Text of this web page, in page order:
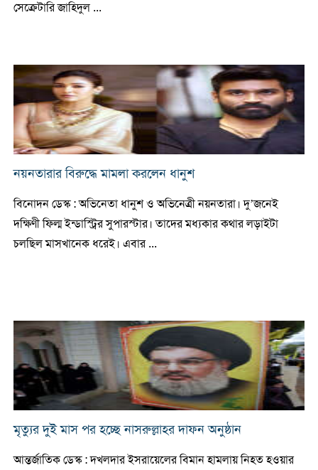
সেক্রেটারি জাহিদুল ...
নয়নতারার বিরুদ্ধে মামলা করলেন ধানুশ
বিনোদন ডেস্ক : অভিনেতা ধানুশ ও অভিনেত্রী নয়নতারা। দু’জনেই
দক্ষিণী ফিল্ম ইন্ডাস্ট্রির সুপারস্টার। তাদের মধ্যকার কথার লড়াইটা
চলছিল মাসখানেক ধরেই। এবার ...
মৃত্যুর দুই মাস পর হচ্ছে নাসরুল্লাহর দাফন অনুষ্ঠান
আন্তর্জাতিক ডেস্ক : দখলদার ইসরায়েলের বিমান হামলায় নিহত হওয়ার